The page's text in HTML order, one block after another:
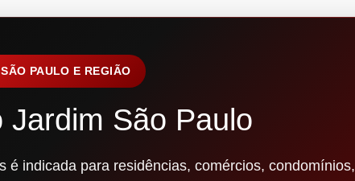
PAULO E REGIÃO
Jardim São Paulo
é indicada para residências, comércios, condomínios,